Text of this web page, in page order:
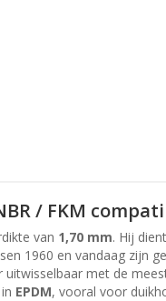
/ FKM
van 1,70 mm. Hij
1960 en vandaag zijn
met de
EPDM, vooral voor